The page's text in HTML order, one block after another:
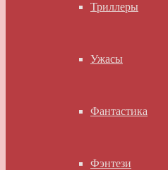
Триллеры
Ужасы
Фантастика
Фэнтези